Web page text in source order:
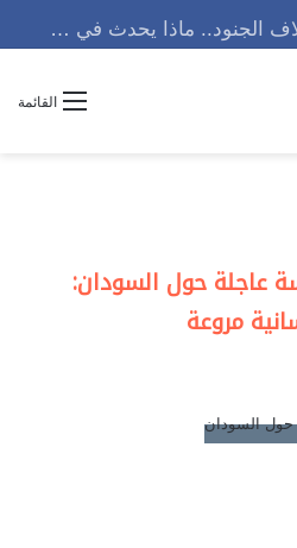
القائمة
عاجلة حول السودان:
مروعة